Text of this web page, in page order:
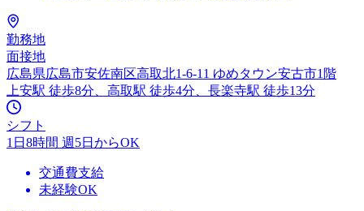
勤務地
面接地
広島県広島市安佐南区高取北1-6-11 ゆめタウン安古市1階
上安駅 徒歩8分、高取駅 徒歩4分、長楽寺駅 徒歩13分
シフト
1日8時間 週5日からOK
交通費支給
未経験OK